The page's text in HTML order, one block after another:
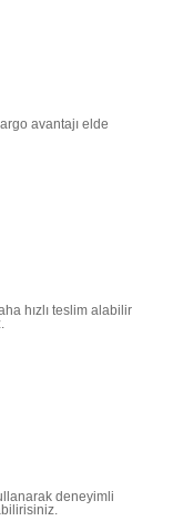
avantajı elde
hızlı teslim alabilir
deneyimli